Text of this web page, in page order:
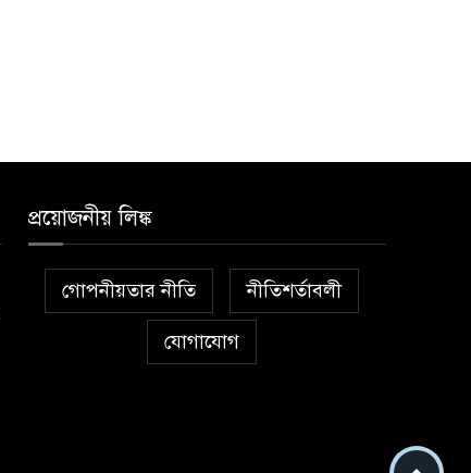
প্রয়োজনীয় লিঙ্ক
গোপনীয়তার নীতি নীতিশর্তাবলী
যোগাযোগ